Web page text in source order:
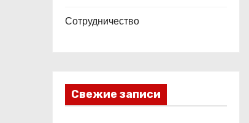
Сотрудничество
Свежие записи